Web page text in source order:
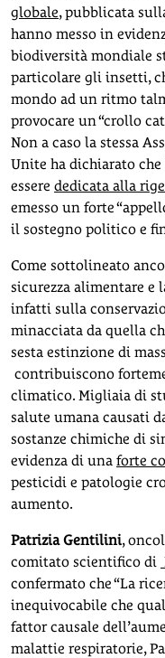
globale, pubblicata
hanno messo in
biodiversità mondiale
particolare gli insetti,
mondo ad un ritmo
provocare un “crollo
Non a caso la stessa
Unite ha dichiarato che
essere dedicata alla
emesso un forte
il sostegno politico e
Come sottolineato
sicurezza alimentare e
infatti sulla
minacciata da quella
sesta estinzione di
contribuiscono
climatico. Migliaia di
salute umana causati
sostanze chimiche di
evidenza di una forte
pesticidi e patologie
aumento.
Patrizia Gentilini,
comitato scientifico di
confermato che “La
inequivocabile che
fattor causale
malattie respiratorie,